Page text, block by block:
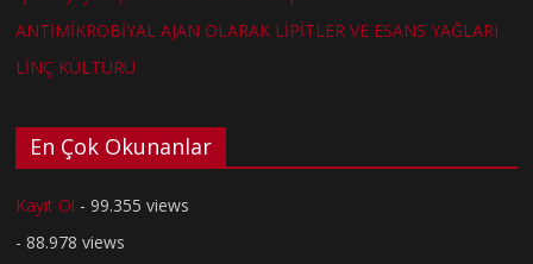
ANTİMİKROBİYAL AJAN OLARAK LİPİTLER VE ESANS YAĞLARI
LİNÇ KÜLTÜRÜ
En Çok Okunanlar
Kayıt Ol - 99.355 views
- 88.978 views